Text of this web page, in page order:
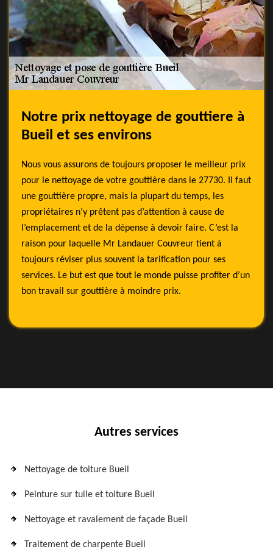
Notre prix nettoyage de gouttiere à
Bueil et ses environs
Nous vous assurons de toujours proposer le meilleur prix
pour le nettoyage de votre gouttière dans le 27730. Il faut
une gouttière propre, mais la plupart du temps, les
propriétaires n’y prêtent pas d’attention à cause de
l’emplacement et de la dépense à devoir faire. C’est la
raison pour laquelle Mr Landauer Couvreur tient à
toujours réviser plus souvent la tarification pour ses
services. Le but est que tout le monde puisse profiter d’un
bon travail sur gouttière à moindre prix.
Autres services
Nettoyage de toiture Bueil
Peinture sur tuile et toiture Bueil
Nettoyage et ravalement de façade Bueil
Traitement de charpente Bueil